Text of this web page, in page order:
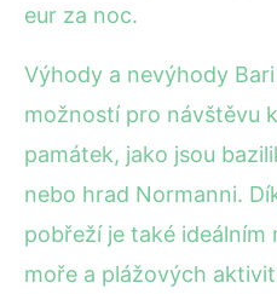
eur za noc.
Výhody a nevýhody
možností pro návštěvu
památek, jako jsou
nebo hrad Normanni.
pobřeží je také
moře a plážových